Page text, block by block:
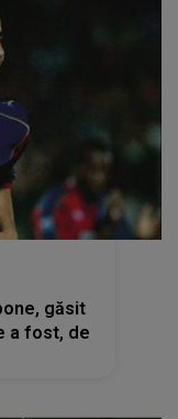
găsit
a fost, de